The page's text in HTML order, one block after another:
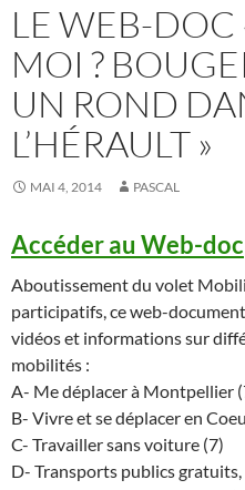
LE WEB-DOC
MOI ?
UN ROND
L’HÉRAULT »
MAI 4, 2014 PASCAL
Accéder au Web-doc
Aboutissement du volet
participatifs, ce web-
vidéos et informations sur
mobilités :
A- Me déplacer à Montpellier
B- Vivre et se déplacer en
C- Travailler sans voiture (7)
D- Transports publics gratuits,